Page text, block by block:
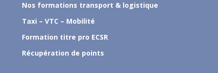
Nos formations transport & logistique
Taxi – VTC – Mobilité
Formation titre pro ECSR
Récupération de points